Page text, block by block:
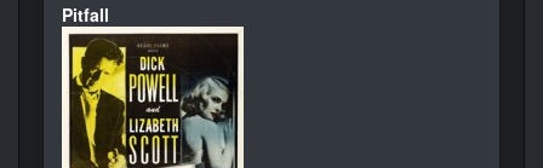
Pitfall